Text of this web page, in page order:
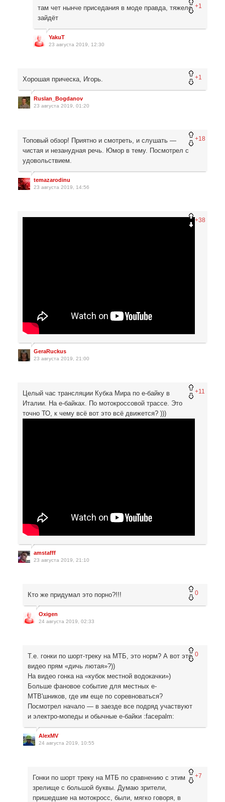
+1
там чет нынче приседания в моде правда, тяжело
зайдёт
YakuT
23 августа 2019, 12:30
+1
Хорошая прическа, Игорь.
Ruslan_Bogdanov
23 августа 2019, 01:20
+18
Топовый обзор! Приятно и смотреть, и слушать —
чистая и незанудная речь. Юмор в тему. Посмотрел с
удовольствием.
temazarodinu
23 августа 2019, 14:56
+38
GeraRuckus
23 августа 2019, 21:00
+11
Целый час трансляции Кубка Мира по е-байку в
Италии. На е-байках. По мотокроссовой трассе. Это
точно ТО, к чему всё вот это всё движется? )))
amstafff
23 августа 2019, 21:10
0
Кто же придумал это порно?!!!
Oxigen
24 августа 2019, 02:33
0
Т.е. гонки по шорт-треку на МТБ, это норм? А вот это
видео прям «дичь лютая»?))
На видео гонка на «кубок местной водокачки»)
Больше фановое событие для местных e-
MTB'шников, где им еще по соревноваться?
Посмотрел начало — в заезде все подряд участвуют
и электро-мопеды и обычные е-байки :facepalm:
AlexMV
24 августа 2019, 10:55
+7
Гонки по шорт треку на МТБ по сравнению с этим
зрелище с большой буквы. Думаю зрители,
пришедшие на мотокросс, были, мягко говоря, в